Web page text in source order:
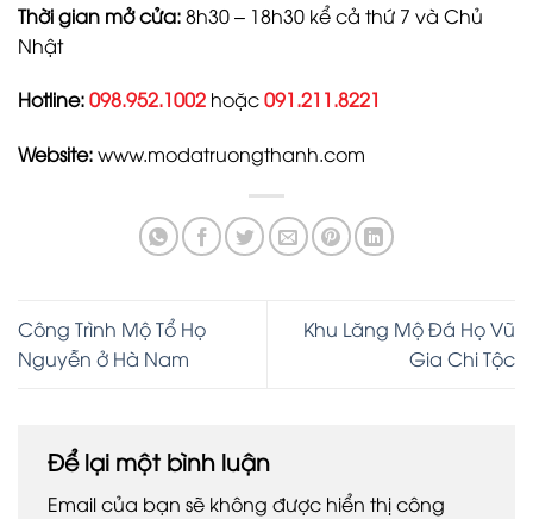
Thời gian mở cửa:8h30 – 18h30 kể cả thứ 7 và Chủ
Nhật
Hotline:098.952.1002 hoặc091.211.8221
Website:www.modatruongthanh.com
Công Trình Mộ Tổ Họ
Nguyễn ở Hà Nam
Khu Lăng Mộ Đá Họ Vũ
Gia Chi Tộc
Để lại một bình luận
Email của bạn sẽ không được hiển thị công